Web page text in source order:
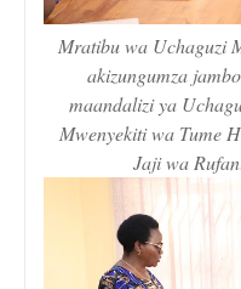
Mratibu wa Uchaguzi
akizungumza
maandalizi ya
Mwenyekiti wa Tume
Jaji wa